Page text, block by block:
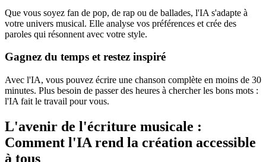
Que vous soyez fan de pop, de rap ou de ballades, l'IA s'adapte à
votre univers musical. Elle analyse vos préférences et crée des
paroles qui résonnent avec votre style.
Gagnez du temps et restez inspiré
Avec l'IA, vous pouvez écrire une chanson complète en moins de 30
minutes. Plus besoin de passer des heures à chercher les bons mots :
l'IA fait le travail pour vous.
L'avenir de l'écriture musicale :
Comment l'IA rend la création accessible
à tous